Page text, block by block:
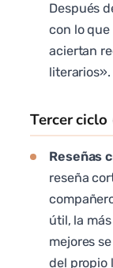
Después
con lo que
aciertan
literarios».
Tercer
Reseñas
reseña
útil, la
mejores
del propio